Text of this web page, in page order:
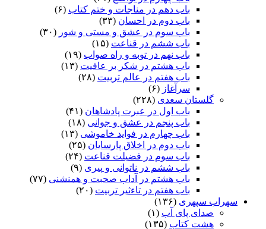
باب دهم در مناجات و ختم کتاب (۶)
باب دوم در احسان (۳۳)
باب سوم در عشق و مستی و شور (۳۰)
باب ششم در قناعت (۱۵)
باب نهم در توبه و راه صواب (۱۹)
باب هشتم در شکر بر عافیت (۱۳)
باب هفتم در عالم تربیت (۲۸)
سرآغاز (۶)
گلستان سعدی (۲۲۸)
باب اول در عبرت پادشاهان (۴۱)
باب پنجم در عشق و جوانى (۱۸)
باب چهارم در فواید خاموشى (۱۳)
باب دوم در اخلاق پارسایان (۲۵)
باب سوم در فضیلت قناعت (۲۴)
باب ششم در ناتوانى و پیرى (۹)
باب هشتم در آداب صحبت و همنشنى (۷۷)
باب هفتم در تاءثیر تربیت (۲۰)
سهراب سپهری (۱۳۶)
صدای پای آب (۱)
هشت کتاب (۱۳۵)